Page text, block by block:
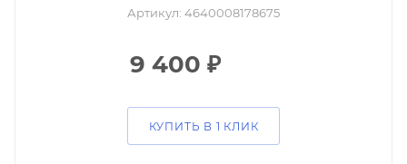
Артикул: 4640008178675
9 400 ₽
КУПИТЬ В 1 КЛИК